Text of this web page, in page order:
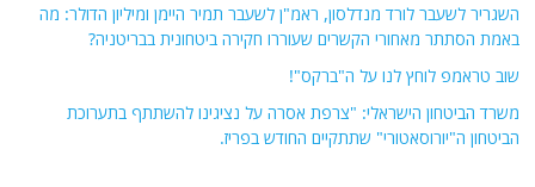
השגריר לשעבר לורד מנדלסון, ראמ"ן לשעבר תמיר היימן ומיליון הדולר: מה
באמת הסתתר מאחורי הקשרים שעוררו חקירה ביטחונית בבריטניה?
שוב טראמפ לוחץ לנו על ה"ברקס"!
משרד הביטחון הישראלי: "צרפת אסרה על נציגינו להשתתף בתערוכת
הביטחון ה"יורוסאטורי" שתתקיים החודש בפריז.